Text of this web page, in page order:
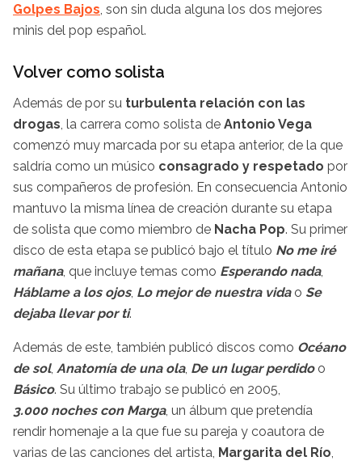
Golpes Bajos , son sin duda alguna los dos mejores
minis del pop español.
Volver como solista
Además de por su turbulenta relación con las
drogas , la carrera como solista de Antonio Vega
comenzó muy marcada por su etapa anterior, de la que
saldría como un músico consagrado y respetado por
sus compañeros de profesión. En consecuencia Antonio
mantuvo la misma línea de creación durante su etapa
de solista que como miembro de Nacha Pop. Su primer
disco de esta etapa se publicó bajo el título No me iré
mañana, que incluye temas como Esperando nada,
Háblame a los ojos, Lo mejor de nuestra vida o Se
dejaba llevar por ti.
Además de este, también publicó discos como Océano
de sol, Anatomía de una ola, De un lugar perdidoo
Básico. Su último trabajo se publicó en 2005,
3.000 noches con Marga, un álbum que pretendía
rendir homenaje a la que fue su pareja y coautora de
varias de las canciones del artista, Margarita del Río